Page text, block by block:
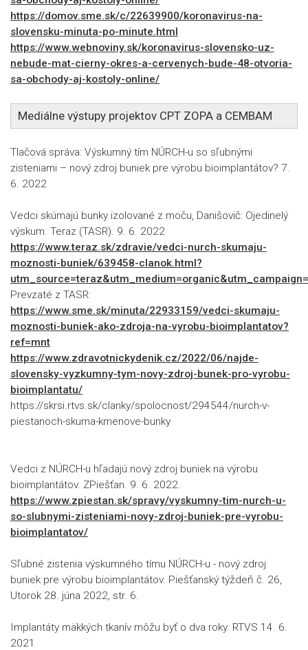
https://domov.sme.sk/c/22639900/koronavirus-na-
slovensku-minuta-po-minute.html
https://www.webnoviny.sk/koronavirus-slovensko-uz-
nebude-mat-cierny-okres-a-cervenych-bude-48-otvoria-
sa-obchody-aj-kostoly-online/
Mediálne výstupy projektov CPT ZOPA a CEMBAM
Tlačová správa: Výskumný tím NÚRCH-u so sľubnými
zisteniami – nový zdroj buniek pre výrobu bioimplantátov? 7.
6. 2022
Vedci skúmajú bunky izolované z moču, Danišovič: Ojedinelý
výskum. Teraz (TASR). 9. 6. 2022
https://www.teraz.sk/zdravie/vedci-nurch-skumaju-
moznosti-buniek/639458-clanok.html?
Prevzaté z TASR:
https://www.sme.sk/minuta/22933159/vedci-skumaju-
moznosti-buniek-ako-zdroja-na-vyrobu-bioimplantatov?
ref=mnt
https://www.zdravotnickydenik.cz/2022/06/najde-
slovensky-vyzkumny-tym-novy-zdroj-bunek-pro-vyrobu-
bioimplantatu/
https://skrsi.rtvs.sk/clanky/spolocnost/294544/nurch-v-
piestanoch-skuma-kmenove-bunky
Vedci z NÚRCH-u hľadajú nový zdroj buniek na výrobu
bioimplantátov. ZPiešťan. 9. 6. 2022.
https://www.zpiestan.sk/spravy/vyskumny-tim-nurch-u-
so-slubnymi-zisteniami-novy-zdroj-buniek-pre-vyrobu-
bioimplantatov/
Sľubné zistenia výskumného tímu NÚRCH-u - nový zdroj
buniek pre výrobu bioimplantátov. Piešťanský týždeň č. 26,
Utorok 28. júna 2022, str. 6.
Implantáty mäkkých tkanív môžu byť o dva roky. RTVS 14. 6.
2021